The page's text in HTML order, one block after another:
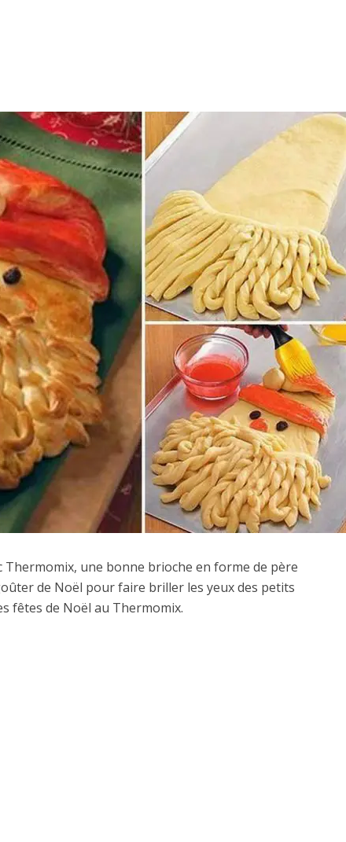
Thermomix, une bonne brioche en forme de père
de Noël pour faire briller les yeux des petits
fêtes de Noël au Thermomix.